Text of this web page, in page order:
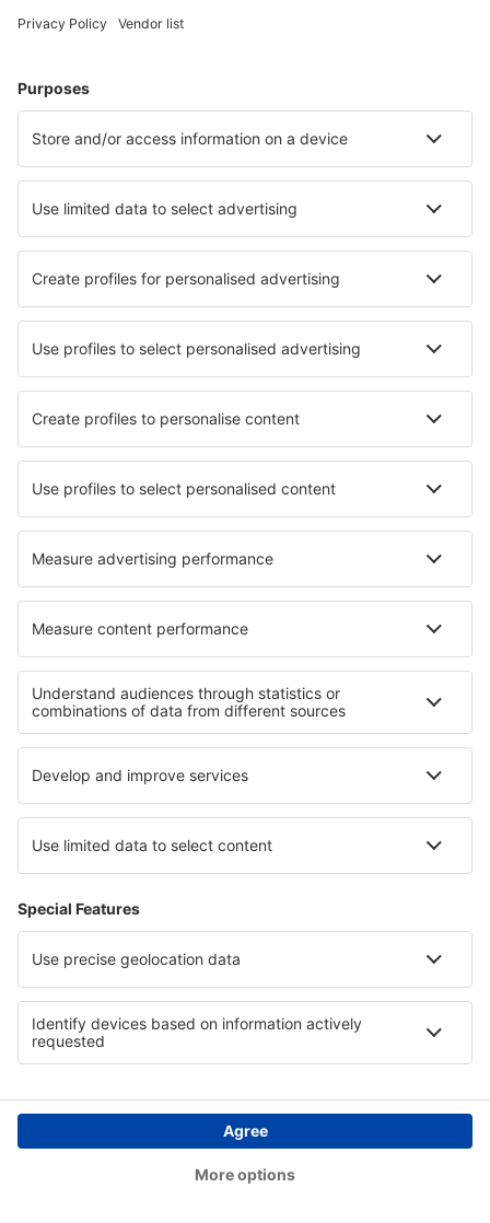
21:15 22:40 1h 25min detalles
27 dic (dom) MAD - BCN Vuelo directo
13:00 14:20 1h 20min detalles
Precio total de todos los billetes (tasa de servicio no incluida30EUR
por pasajero)
Precio por persona ida y vuelta
128EUR
1 Ver oferta
Ida
Vuelo directo
Vuelta
Vuelo directo
07:05 08:25 1h 20min detalles
Precio total de todos los billetes (tasa de servicio no incluida 30EUR
por pasajero)
133EUR
1 Ver oferta
Ida
1h 25min